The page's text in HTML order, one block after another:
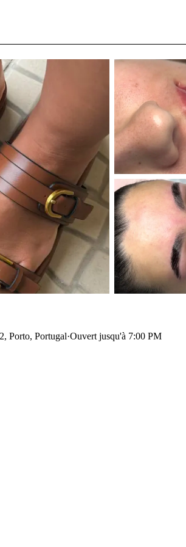
Porto, Portugal·Ouvert jusqu'à 7:00 PM